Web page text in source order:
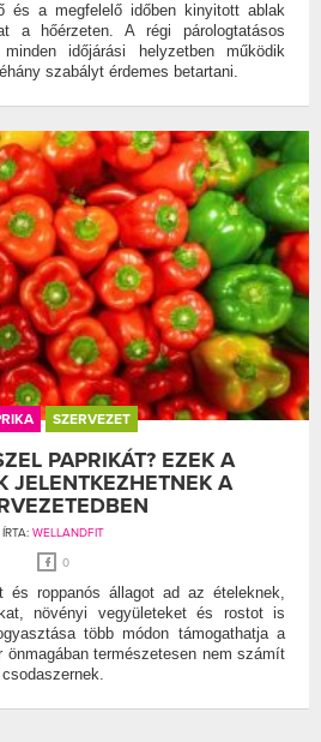
és a megfelelő időben kinyitott ablak
a hőérzeten. A régi párologtatásos
időjárási helyzetben működik
szabályt érdemes betartani.
SZERVEZET
PAPRIKÁT? EZEK A
JELENTKEZHETNEK A
ÍRTA: WELLANDFIT
0
és roppanós állagot ad az ételeknek,
növényi vegyületeket és rostot is
több módon támogathatja a
természetesen nem számít
csodaszernek.